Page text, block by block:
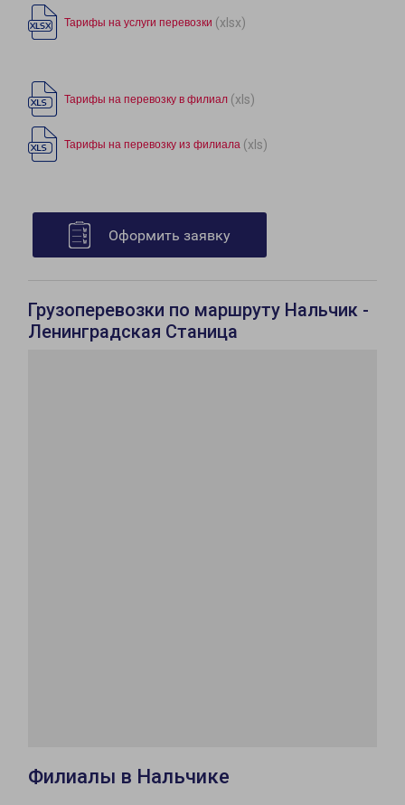
Тарифы на услуги перевозки (xlsx)
Тарифы на перевозку в филиал (xls)
Тарифы на перевозку из филиала (xls)
Оформить заявку
Грузоперевозки по маршруту Нальчик -
Ленинградская Станица
Филиалы в Нальчике